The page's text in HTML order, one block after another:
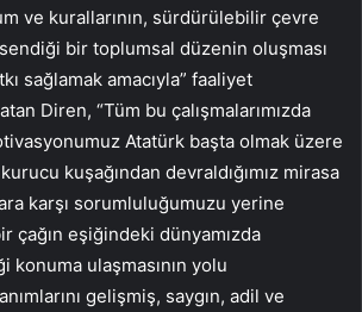
ve kurallarının, sürdürülebilir çevre
bir toplumsal düzenin oluşması
sağlamak amacıyla” faaliyet
Diren, “Tüm bu çalışmalarımızda
Atatürk başta olmak üzere
kuşağından devraldığımız mirasa
karşı sorumluluğumuzu yerine
çağın eşiğindeki dünyamızda
konuma ulaşmasının yolu
gelişmiş, saygın, adil ve